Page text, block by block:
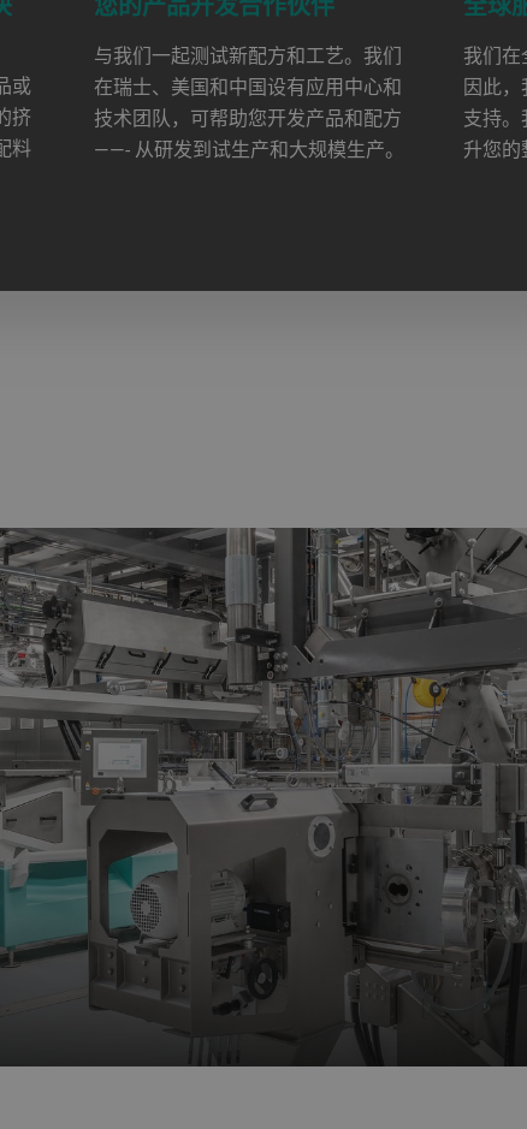
或
挤
料
与我们一起测试新配方和工艺。我们
在瑞士、美国和中国设有应用中心和
技术团队，可帮助您开发产品和配方
——- 从研发到试生产和大规模生产。
我们
因此
支持
升您
工作。我们两个新的应用中心位于瑞士乌兹维尔总部。其
项目。